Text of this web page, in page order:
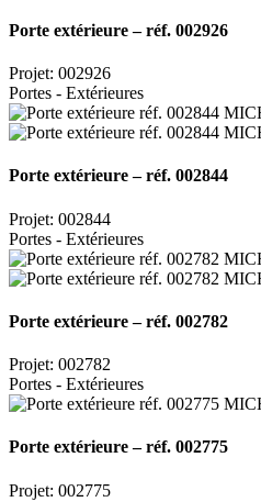
Porte extérieure – réf. 002926
Projet: 002926
Portes - Extérieures
Porte extérieure – réf. 002844
Projet: 002844
Portes - Extérieures
Porte extérieure – réf. 002782
Projet: 002782
Portes - Extérieures
Porte extérieure – réf. 002775
Projet: 002775